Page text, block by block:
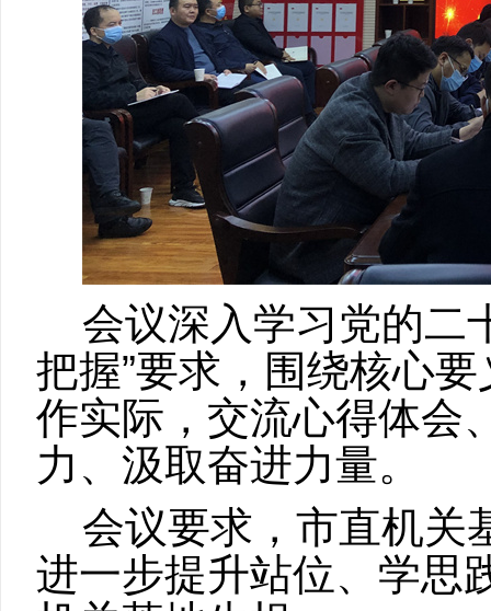
会议深入学习党的二
把握”要求，围绕核心
作实际，交流心得体会
力、汲取奋进力量。
会议要求，市直机关
进一步提升站位、学思